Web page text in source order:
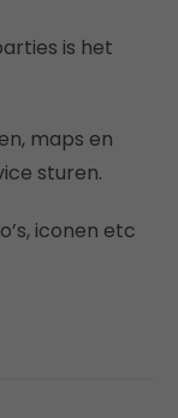
is het
maps en
sturen.
iconen etc